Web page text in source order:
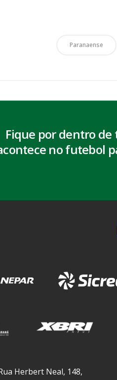
Paranaense
Fique por dentro
no futebol
Herbert Neal, 148,